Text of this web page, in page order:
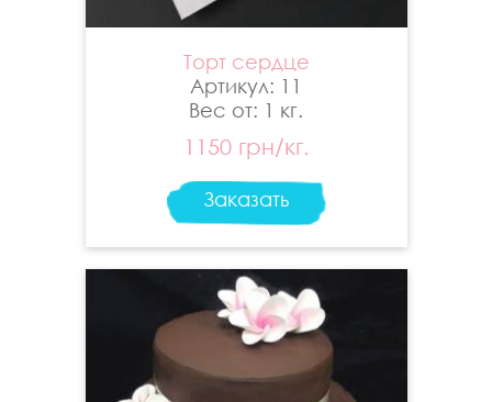
Торт сердце
Артикул: 11
Вес от: 1 кг.
1150 грн/кг.
Заказать